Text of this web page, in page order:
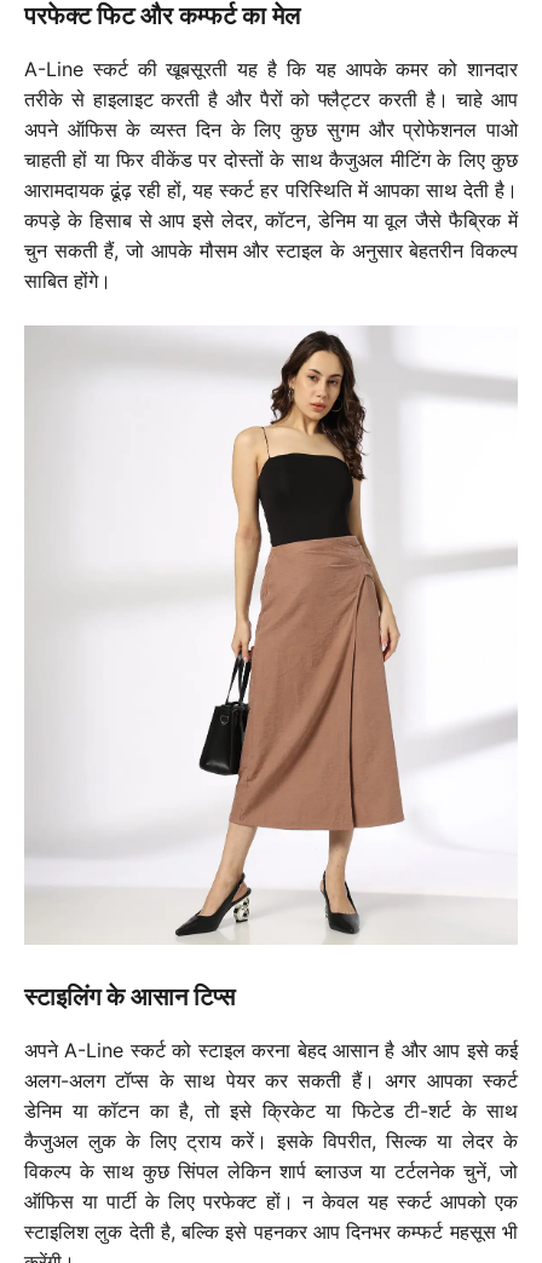
परफेक्ट फिट और कम्फर्ट का मेल
A-Line स्कर्ट की खूबसूरती यह है कि यह आपके कमर को शानदार
तरीके से हाइलाइट करती है और पैरों को फ्लैट्टर करती है। चाहे आप
अपने ऑफिस के व्यस्त दिन के लिए कुछ सुगम और प्रोफेशनल पाओ
चाहती हों या फिर वीकेंड पर दोस्तों के साथ कैजुअल मीटिंग के लिए कुछ
आरामदायक ढूंढ़ रही हों, यह स्कर्ट हर परिस्थिति में आपका साथ देती है।
कपड़े के हिसाब से आप इसे लेदर, कॉटन, डेनिम या वूल जैसे फैब्रिक में
चुन सकती हैं, जो आपके मौसम और स्टाइल के अनुसार बेहतरीन विकल्प
साबित होंगे।
स्टाइलिंग के आसान टिप्स
अपने A-Line स्कर्ट को स्टाइल करना बेहद आसान है और आप इसे कई
अलग-अलग टॉप्स के साथ पेयर कर सकती हैं। अगर आपका स्कर्ट
डेनिम या कॉटन का है, तो इसे क्रिकेट या फिटेड टी-शर्ट के साथ
कैजुअल लुक के लिए ट्राय करें। इसके विपरीत, सिल्क या लेदर के
विकल्प के साथ कुछ सिंपल लेकिन शार्प ब्लाउज या टर्टलनेक चुनें, जो
ऑफिस या पार्टी के लिए परफेक्ट हों। न केवल यह स्कर्ट आपको एक
स्टाइलिश लुक देती है, बल्कि इसे पहनकर आप दिनभर कम्फर्ट महसूस भी